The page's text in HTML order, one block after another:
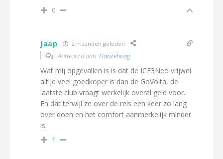
0
Jaap 2 maanden geleden
Antwoord aan Hanzeboog
Wat mij opgevallen is is dat de ICE3Neo vrijwel
altijd veel goedkoper is dan de GoVolta, de
laatste club vraagt werkelijk overal geld voor.
En dat terwijl ze over de reis een keer zo lang
over doen en het comfort aanmerkelijk minder
is.
1